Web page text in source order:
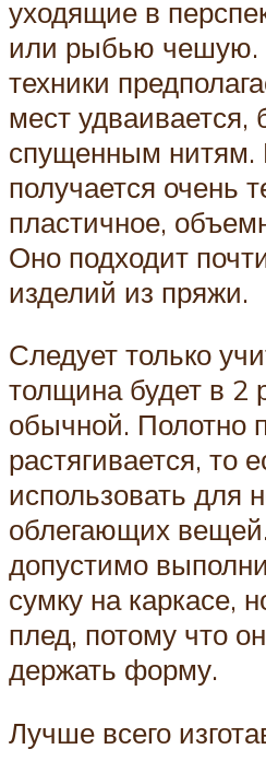
уходящие в
или рыбью
техники
мест удваивается,
спущенным нитям.
получается очень
пластичное,
Оно подходит
изделий из пряжи.
Следует только
толщина будет в 2
обычной. Полотно
растягивается, то
использовать для
облегающих
допустимо
сумку на каркасе,
плед, потому что
держать форму.
Лучше всего